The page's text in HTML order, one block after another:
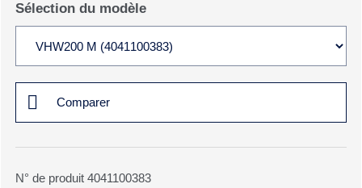
Sélection du modèle
Comparer
N° de produit 4041100383